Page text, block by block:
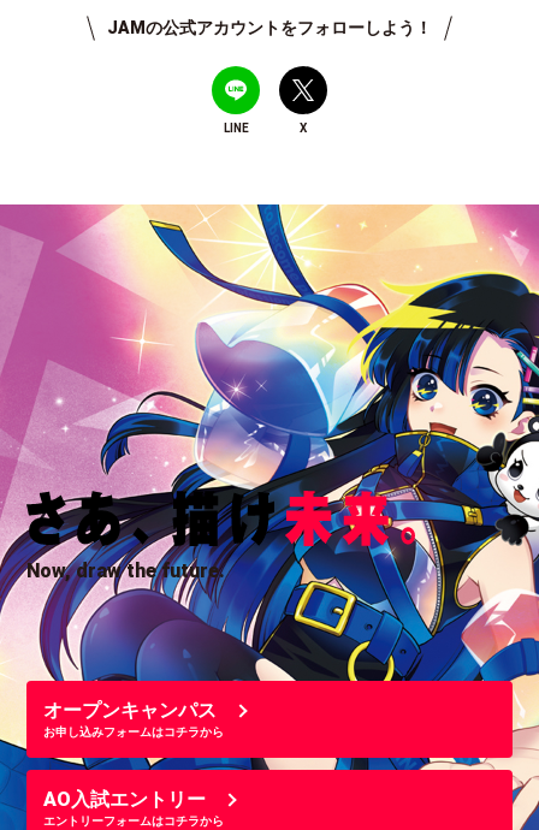
JAMの公式アカウントをフォローしよう！
LINE X
Now, draw the future.
オープンキャンパス
お申し込みフォームはコチラから
AO入試エントリー
エントリーフォームはコチラから